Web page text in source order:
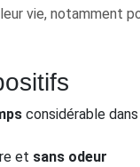
vie, notamment
considérable
et sans odeur